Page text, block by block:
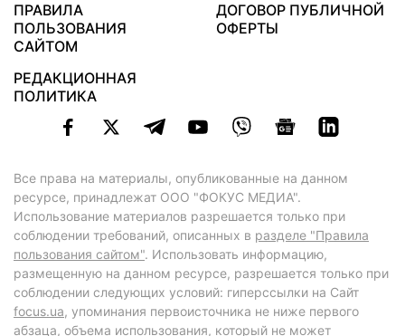
ПРАВИЛА
ПОЛЬЗОВАНИЯ
САЙТОМ
ДОГОВОР ПУБЛИЧНОЙ
ОФЕРТЫ
РЕДАКЦИОННАЯ
ПОЛИТИКА
Все права на материалы, опубликованные на данном
ресурсе, принадлежат ООО "ФОКУС МЕДИА".
Использование материалов разрешается только при
соблюдении требований, описанных в разделе "Правила
пользования сайтом". Использовать информацию,
размещенную на данном ресурсе, разрешается только при
соблюдении следующих условий: гиперссылки на Сайт
focus.ua, упоминания первоисточника не ниже первого
абзаца, объема использования, который не может